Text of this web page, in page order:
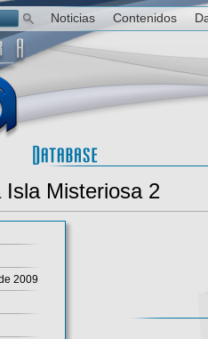
Noticias Contenidos
Isla Misteriosa 2
2009